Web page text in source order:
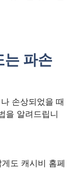
는 파손
손상되었을 때
을 알려드립니
도 캐시비 홈페